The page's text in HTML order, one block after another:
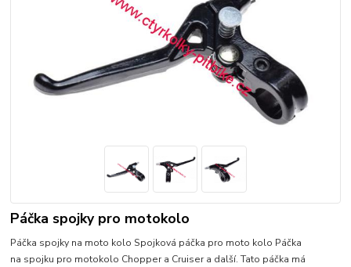
Páčka spojky pro motokolo
Páčka spojky na moto kolo Spojková páčka pro moto kolo Páčka
na spojku pro motokolo Chopper a Cruiser a další. Tato páčka má